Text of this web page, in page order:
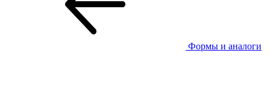
Формы и аналоги